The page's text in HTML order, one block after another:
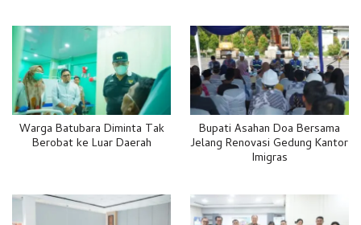
Warga Batubara Diminta Tak
Berobat ke Luar Daerah
Bupati Asahan Doa Bersama
Jelang Renovasi Gedung Kantor
Imigras